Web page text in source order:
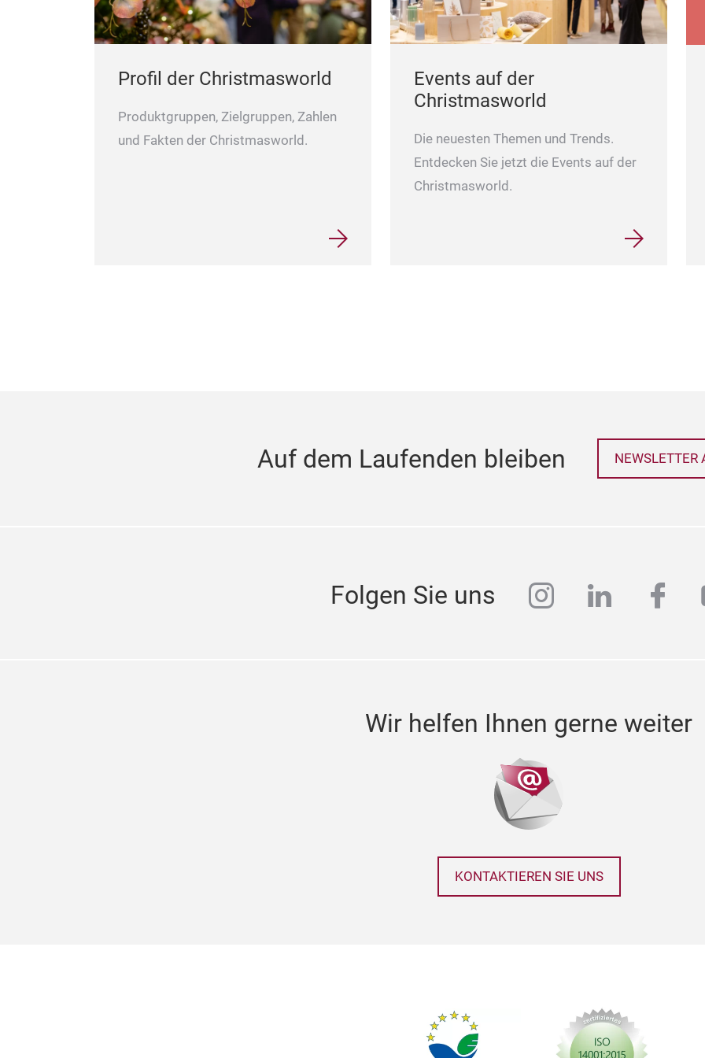
Profil der Christmasworld
Produktgruppen, Zielgruppen, Zahlen
und Fakten der Christmasworld.
Events auf der
Christmasworld
Die neuesten Themen und Trends.
Entdecken Sie jetzt die Events auf der
Christmasworld.
Auf dem Laufenden bleiben NEWSLETTER
Folgen Sie uns instagram
linkedin
Wir helfen Ihnen gerne weiter
KONTAKTIEREN SIE UNS